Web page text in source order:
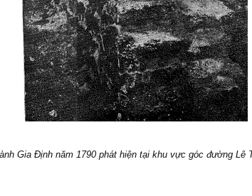
Gia Định năm 1790 phát hiện tại khu vực góc đường Lê